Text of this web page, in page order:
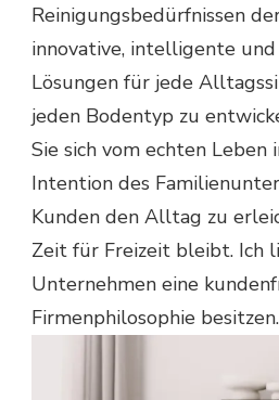
Reinigungsbedürfnissen
innovative, intelligente
Lösungen für jede
jeden Bodentyp zu
Sie sich vom echten Leben
Intention des
Kunden den Alltag zu
Zeit für Freizeit bleibt. Ich
Unternehmen eine
Firmenphilosophie besitzen.